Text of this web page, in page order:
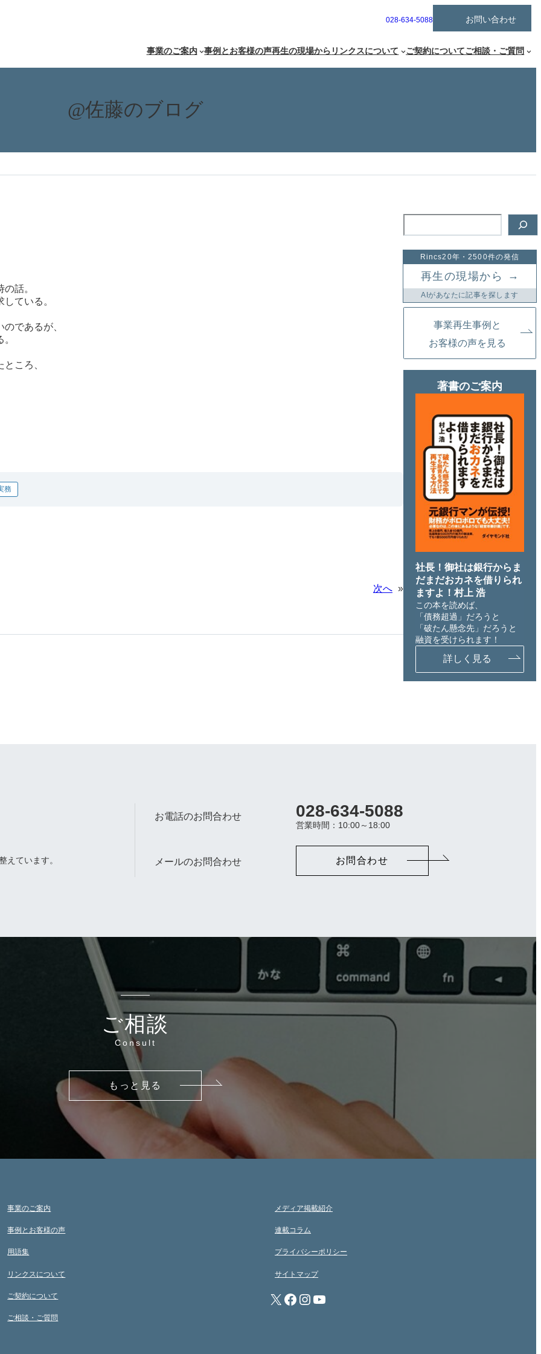
ア
ン
リ
ン
028-634-5088
グ
ー
お問い合わせ
事業のご案内 事例とお客様の声再生の現場から リンクスについて ご契約についてご相談・ご質問
@佐藤のブログ
話。
ている。
であるが、
ころ、
務
次へ »
Rincs20年・2500件の発信
再生の現場から →
AIがあなたに記事を探します
事業再生事例と
お客様の声を見る
著書のご案内
社長！御社は銀行からま
だまだおカネを借りられ
ますよ！村上 浩
この本を読めば、
「債務超過」だろうと
「破たん懸念先」だろうと
融資を受けられます！
詳しく見る
えています。
お電話のお問合わせ
カ
ラ
ム
リ
028-634-5088
営業時間：10:00～18:00
メールのお問合わせ お問合わせ
ご相談
Consult
もっと見る
事業のご案内
事例とお客様の声
用語集
リンクスについて
ご契約について
ご相談・ご質問
メディア掲載紹介
連載コラム
プライバシーポリシー
サイトマップ
X Facebook Instagram YouTube